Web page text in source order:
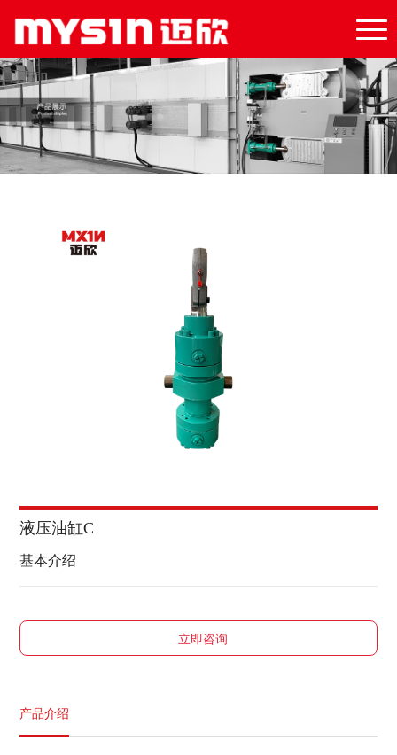
液压油缸C
基本介绍
立即咨询
产品介绍